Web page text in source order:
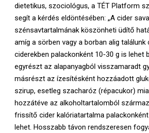
dietetikus, szociológus, a TÉT Platform
segít a kérdés eldöntésében: „A cider
szénsavtartalmának köszönheti üdítő
amíg a sörben vagy a borban alig találunk
ciderekben palackonként 10-30 g is lehet
egyrészt az alapanyagból visszamaradt
másrészt az ízesítésként hozzáadott
szirup, esetleg szacharóz (répacukor)
hozzátéve az alkoholtartalomból
frissítő cider kalóriatartalma
lehet. Hosszabb távon rendszeresen